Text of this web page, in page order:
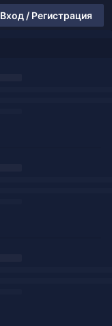
Вход / Регистрация